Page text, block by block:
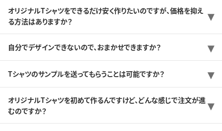
オリジナルTシャツをできるだけ安く作りたいのですが、価格を抑え
る方法はありますか？
自分でデザインできないので、おまかせできますか？
Tシャツのサンプルを送ってもらうことは可能ですか？
オリジナルTシャツを初めて作るんですけど、どんな感じで注文が進
むのですか？